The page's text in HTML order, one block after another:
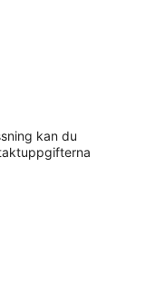
och
en
är
kan du